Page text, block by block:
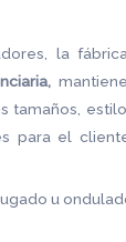
la
tamaños,
para el
u